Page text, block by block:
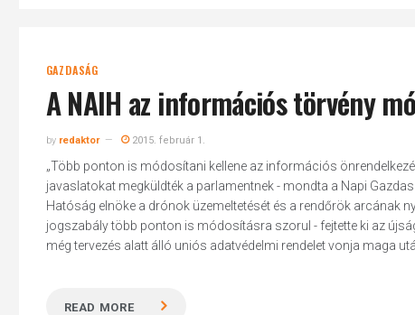
GAZDASÁG
A NAIH az információs törvény
by redaktor 2015. február 1.
„Több ponton is módosítani kellene az információs
javaslatokat megküldték a parlamentnek - mondta a Napi
Hatóság elnöke a drónok üzemeltetését és a rendőrök arcának
jogszabály több ponton is módosításra szorul - fejtette ki az
még tervezés alatt álló uniós adatvédelmi rendelet vonja maga
READ MORE